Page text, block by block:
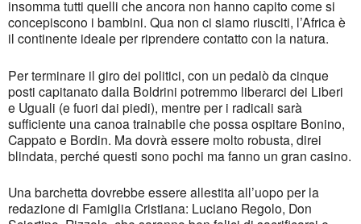
insomma tutti quelli che ancora non hanno capito come si
concepiscono i bambini. Qua non ci siamo riusciti, l’Africa è
il continente ideale per riprendere contatto con la natura.
Per terminare il giro dei politici, con un pedalò da cinque
posti capitanato dalla Boldrini potremmo liberarci dei Liberi
e Uguali (e fuori dai piedi), mentre per i radicali sarà
sufficiente una canoa trainabile che possa ospitare Bonino,
Cappato e Bordin. Ma dovrà essere molto robusta, direi
blindata, perché questi sono pochi ma fanno un gran casino.
Una barchetta dovrebbe essere allestita all’uopo per la
redazione di Famiglia Cristiana: Luciano Regolo, Don